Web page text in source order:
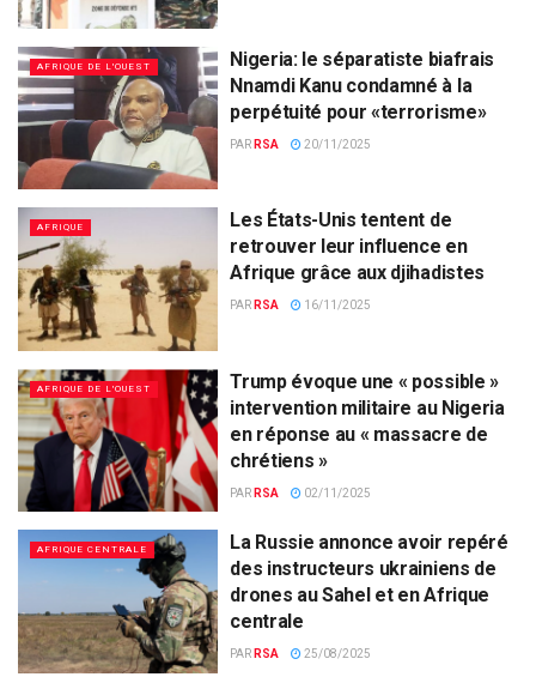
AFRIQUE DE L'OUEST
Nigeria: le séparatiste biafrais
Nnamdi Kanu condamné à la
perpétuité pour «terrorisme»
PAR RSA 20/11/2025
AFRIQUE
Les États-Unis tentent de
retrouver leur influence en
Afrique grâce aux djihadistes
PAR RSA 16/11/2025
AFRIQUE DE L'OUEST
Trump évoque une « possible »
intervention militaire au Nigeria
en réponse au « massacre de
chrétiens »
PAR RSA 02/11/2025
AFRIQUE CENTRALE
La Russie annonce avoir repéré
des instructeurs ukrainiens de
drones au Sahel et en Afrique
centrale
PAR RSA 25/08/2025